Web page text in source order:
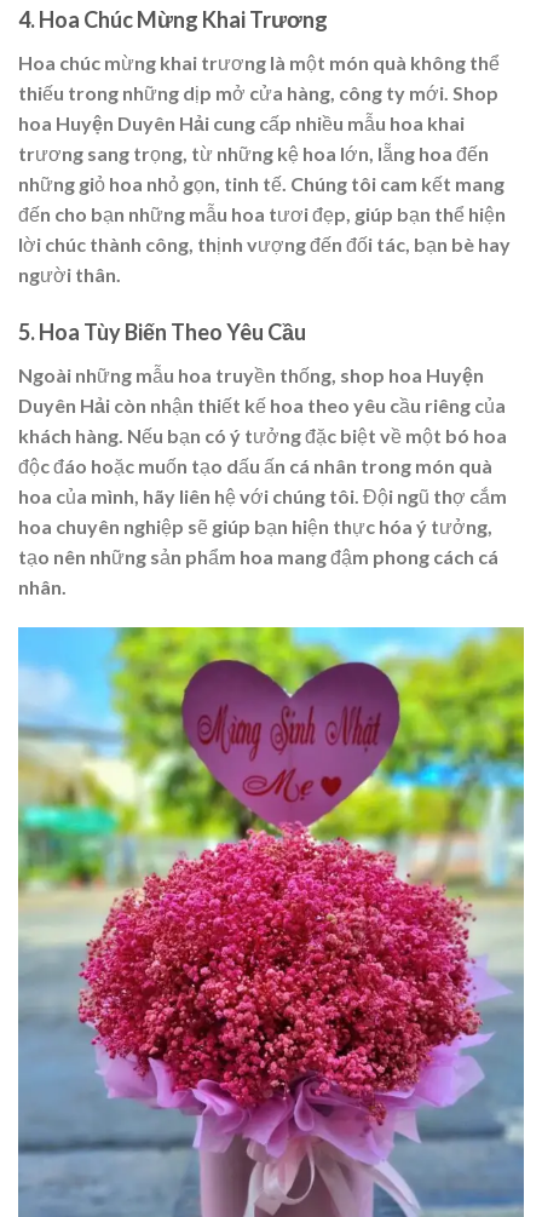
4.Hoa Chúc Mừng Khai Trương
Hoa chúc mừng khai trương là một món quà không thể
thiếu trong những dịp mở cửa hàng, công ty mới. Shop
hoa Huyện Duyên Hải cung cấp nhiều mẫu hoa khai
trương sang trọng, từ những kệ hoa lớn, lẵng hoa đến
những giỏ hoa nhỏ gọn, tinh tế. Chúng tôi cam kết mang
đến cho bạn những mẫu hoa tươi đẹp, giúp bạn thể hiện
lời chúc thành công, thịnh vượng đến đối tác, bạn bè hay
người thân.
5.Hoa Tùy Biến Theo Yêu Cầu
Ngoài những mẫu hoa truyền thống, shop hoa Huyện
Duyên Hải còn nhận thiết kế hoa theo yêu cầu riêng của
khách hàng. Nếu bạn có ý tưởng đặc biệt về một bó hoa
độc đáo hoặc muốn tạo dấu ấn cá nhân trong món quà
hoa của mình, hãy liên hệ với chúng tôi. Đội ngũ thợ cắm
hoa chuyên nghiệp sẽ giúp bạn hiện thực hóa ý tưởng,
tạo nên những sản phẩm hoa mang đậm phong cách cá
nhân.